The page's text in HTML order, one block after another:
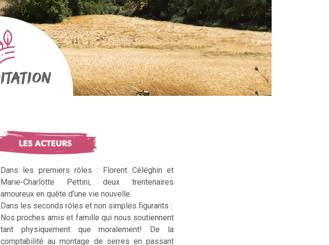
Dans les premiers rôles : Florent Céléghin et
Marie-Charlotte Pettini, deux trentenaires
amoureux en quête d’une vie nouvelle.
Dans les seconds rôles et non simples figurants :
Nos proches amis et famille qui nous soutiennent
tant physiquement que moralement! De la
comptabilité au montage de serres en passant